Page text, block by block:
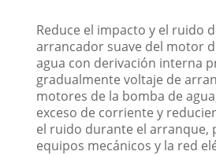
Reduce el impacto y el ruido
arrancador suave del motor
agua con derivación interna
gradualmente voltaje de
motores de la bomba de
exceso de corriente y
el ruido durante el arranque,
equipos mecánicos y la red